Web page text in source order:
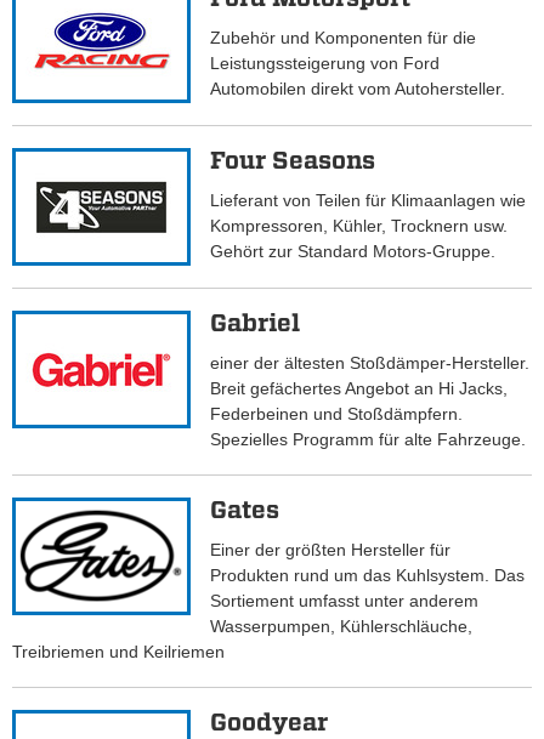
Zubehör und Komponenten für die
Leistungssteigerung von Ford
Automobilen direkt vom Autohersteller.
Four Seasons
Lieferant von Teilen für Klimaanlagen wie
Kompressoren, Kühler, Trocknern usw.
Gehört zur Standard Motors-Gruppe.
Gabriel
einer der ältesten Stoßdämper-Hersteller.
Breit gefächertes Angebot an Hi Jacks,
Federbeinen und Stoßdämpfern.
Spezielles Programm für alte Fahrzeuge.
Gates
Einer der größten Hersteller für
Produkten rund um das Kuhlsystem. Das
Sortiement umfasst unter anderem
Wasserpumpen, Kühlerschläuche,
Treibriemen und Keilriemen
Goodyear